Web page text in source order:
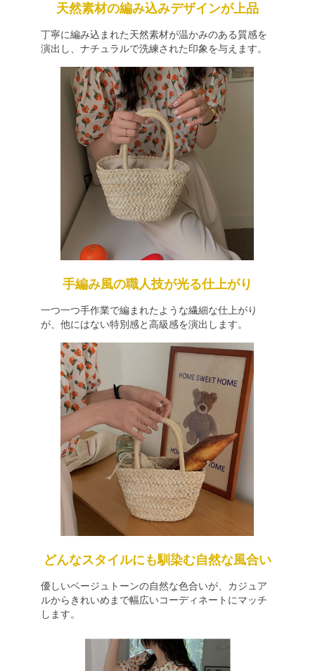
天然素材の編み込みデザインが上品
丁寧に編み込まれた天然素材が温かみのある質感を
演出し、ナチュラルで洗練された印象を与えます。
手編み風の職人技が光る仕上がり
一つ一つ手作業で編まれたような繊細な仕上がり
が、他にはない特別感と高級感を演出します。
どんなスタイルにも馴染む自然な風合い
優しいベージュトーンの自然な色合いが、カジュア
ルからきれいめまで幅広いコーディネートにマッチ
します。